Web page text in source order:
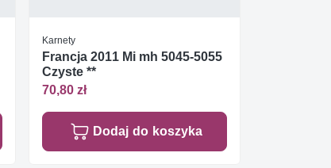
Karnety
Francja 2011 Mi mh 5045-5055
Czyste **
70,80 zł
Dodaj do koszyka